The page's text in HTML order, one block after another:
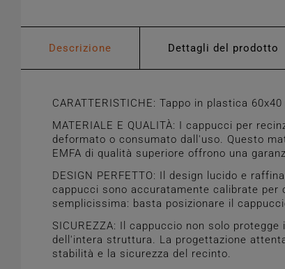
Descrizione Dettagli del prodotto
CARATTERISTICHE: Tappo in plastica
MATERIALE E QUALITÀ: I cappucci per
deformato o consumato dall'uso. Questo
EMFA di qualità superiore offrono una
DESIGN PERFETTO: Il design lucido e
cappucci sono accuratamente calibrate
semplicissima: basta posizionare il
SICUREZZA: Il cappuccio non solo
dell'intera struttura. La progettazione
stabilità e la sicurezza del recinto.